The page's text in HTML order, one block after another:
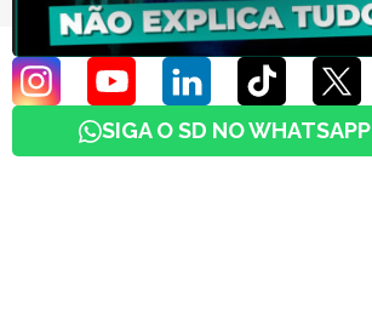
SIGA O SD NO WHATSAPP